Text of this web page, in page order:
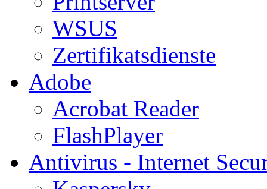
WSUS
Zertifikatsdienste
Adobe
Acrobat Reader
FlashPlayer
Antivirus - Internet